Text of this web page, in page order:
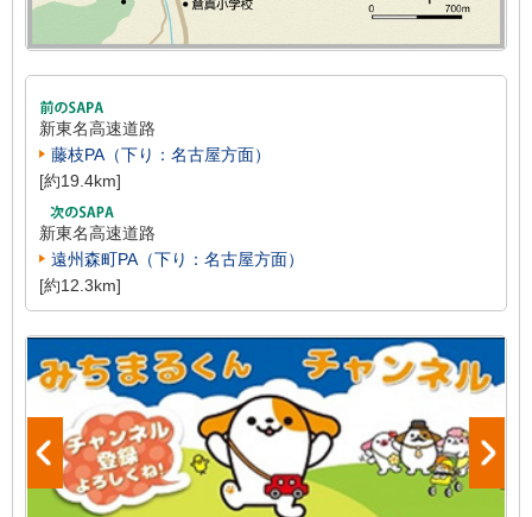
新東名高速道路
藤枝PA（下り：名古屋方面）
[約19.4km]
新東名高速道路
遠州森町PA（下り：名古屋方面）
[約12.3km]